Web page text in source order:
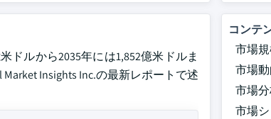
ドルから2035年には1,852億米ドルま
Insights Inc.の最新レポートで述
コンテ
市場
市場
市場
市場